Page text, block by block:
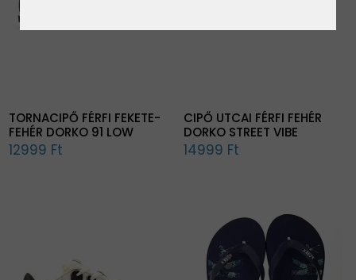
TORNACIPŐ FÉRFI FEKETE-
FEHÉR DORKO 91 LOW
12999 Ft
CIPŐ UTCAI FÉRFI FEHÉR
DORKO STREET VIBE
14999 Ft